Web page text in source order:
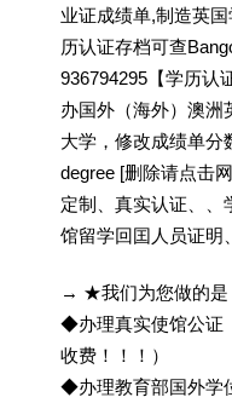
业证成绩单,制造英
历认证存档可查
936794295【学历认
办国外（海外）澳洲
大学，修改成绩单分
degree [删除请点击
定制、真实认证、、
馆留学回囯人员证明
→ ★我们为您做的是
◆办理真实使馆公证
收费！！！）
◆办理教育部国外学